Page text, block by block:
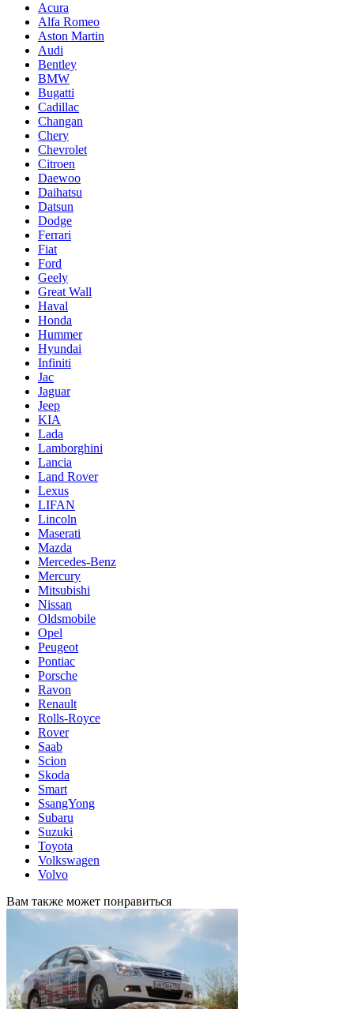
Acura
Alfa Romeo
Aston Martin
Audi
Bentley
BMW
Bugatti
Cadillac
Changan
Chery
Chevrolet
Citroen
Daewoo
Daihatsu
Datsun
Dodge
Ferrari
Fiat
Ford
Geely
Great Wall
Haval
Honda
Hummer
Hyundai
Infiniti
Jac
Jaguar
Jeep
KIA
Lada
Lamborghini
Lancia
Land Rover
Lexus
LIFAN
Lincoln
Maserati
Mazda
Mercedes-Benz
Mercury
Mitsubishi
Nissan
Oldsmobile
Opel
Peugeot
Pontiac
Porsche
Ravon
Renault
Rolls-Royce
Rover
Saab
Scion
Skoda
Smart
SsangYong
Subaru
Suzuki
Toyota
Volkswagen
Volvo
Вам также может понравиться